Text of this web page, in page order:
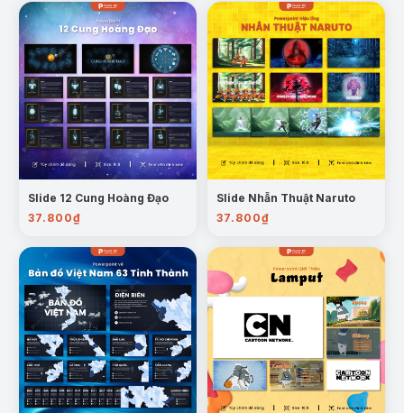
Mẫu trang: Tổng kết Bún Bò Huế
Trường hợp sử dụng:
Bài giảng giáo dục văn hóa: Dùng để giảng dạy
ẩm thực truyền thống, lịch sử văn hóa Huế.
Thuyết trình học thuật : Phù hợp với bài nghiên
cứu, tiểu luận, báo cáo chuyên đề ẩm thực – văn
hóa.
Sự kiện, hội thảo: Truyền cảm hứng trong các
chương trình quảng bá văn hóa Việt Nam.
Truyền thông – marketing – F&B: Làm tư liệu
quảng bá nhà hàng, món ăn, du lịch ẩm thực.
Slide 12 Cung Hoàng Đạo
37.800₫
Slide Nhẫn Thuật Naruto
37.800₫